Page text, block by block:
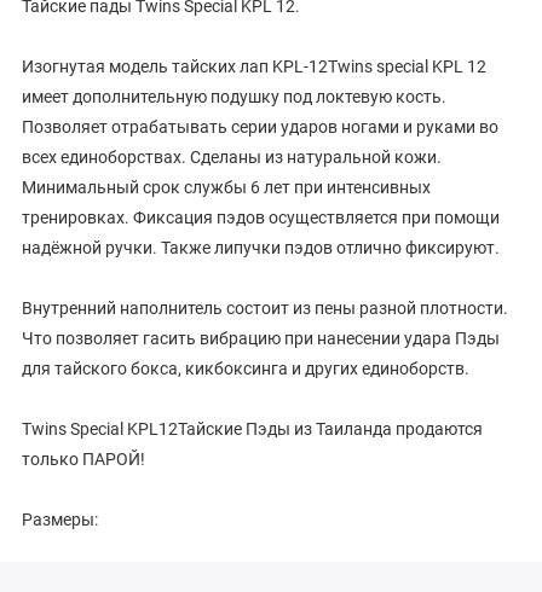
Тайские пады Twins Special KPL 12.
Изогнутая модель тайских лап KPL-12Twins special KPL 12
имеет дополнительную подушку под локтевую кость.
Позволяет отрабатывать серии ударов ногами и руками во
всех единоборствах. Сделаны из натуральной кожи.
Минимальный срок службы 6 лет при интенсивных
тренировках. Фиксация пэдов осуществляется при помощи
надёжной ручки. Также липучки пэдов отлично фиксируют.
Внутренний наполнитель состоит из пены разной плотности.
Что позволяет гасить вибрацию при нанесении удара Пэды
для тайского бокса, кикбоксинга и других единоборств.
Twins Special KPL12Тайские Пэды из Таиланда продаются
только ПАРОЙ!
Размеры: